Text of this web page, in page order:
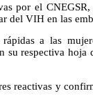
por el
del VIH en las
a las
su respectiva
reactivas y